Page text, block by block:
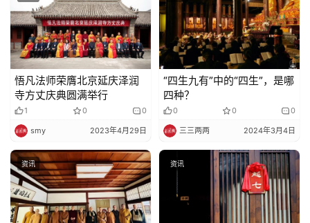
悟凡法师荣膺北京延庆泽润
寺方丈庆典圆满举行
1 0 0
smy 2023年4月29日
“四生九有”中的“四生”，是哪
四种？
0 0 0
三三两两 2024年3月4日
资讯 资讯